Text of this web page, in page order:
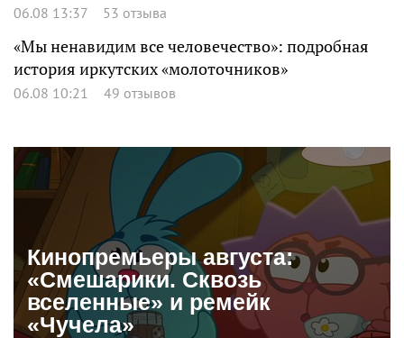
06.08 13:37 53 отзыва
«Мы ненавидим все человечество»: подробная
история иркутских «молоточников»
06.08 10:21 49 отзывов
Кинопремьеры августа:
«Смешарики. Сквозь
вселенные» и ремейк
«Чучела»